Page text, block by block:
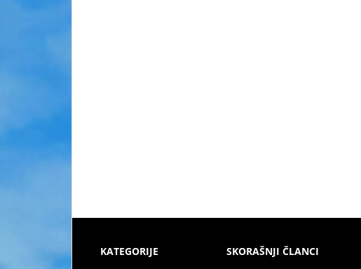
KATEGORIJE SKORAŠNJI ČLANCI